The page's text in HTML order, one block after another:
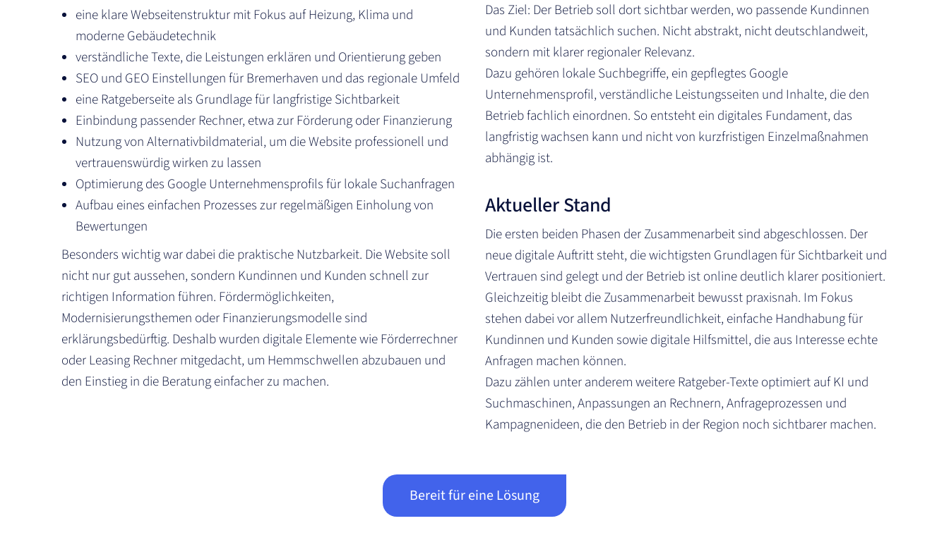
eine klare Webseitenstruktur mit Fokus auf Heizung, Klima und
moderne Gebäudetechnik
verständliche Texte, die Leistungen erklären und Orientierung geben
SEO und GEO Einstellungen für Bremerhaven und das regionale Umfeld
eine Ratgeberseite als Grundlage für langfristige Sichtbarkeit
Einbindung passender Rechner, etwa zur Förderung oder Finanzierung
Nutzung von Alternativbildmaterial, um die Website professionell und
vertrauenswürdig wirken zu lassen
Optimierung des Google Unternehmensprofils für lokale Suchanfragen
Aufbau eines einfachen Prozesses zur regelmäßigen Einholung von
Bewertungen
Besonders wichtig war dabei die praktische Nutzbarkeit. Die Website soll
nicht nur gut aussehen, sondern Kundinnen und Kunden schnell zur
richtigen Information führen. Fördermöglichkeiten,
Modernisierungsthemen oder Finanzierungsmodelle sind
erklärungsbedürftig. Deshalb wurden digitale Elemente wie Förderrechner
oder Leasing Rechner mitgedacht, um Hemmschwellen abzubauen und
den Einstieg in die Beratung einfacher zu machen.
Das Ziel: Der Betrieb soll dort sichtbar werden, wo passende Kundinnen
und Kunden tatsächlich suchen. Nicht abstrakt, nicht deutschlandweit,
sondern mit klarer regionaler Relevanz.
Dazu gehören lokale Suchbegriffe, ein gepflegtes Google
Unternehmensprofil, verständliche Leistungsseiten und Inhalte, die den
Betrieb fachlich einordnen. So entsteht ein digitales Fundament, das
langfristig wachsen kann und nicht von kurzfristigen Einzelmaßnahmen
abhängig ist.
Aktueller Stand
Die ersten beiden Phasen der Zusammenarbeit sind abgeschlossen. Der
neue digitale Auftritt steht, die wichtigsten Grundlagen für Sichtbarkeit und
Vertrauen sind gelegt und der Betrieb ist online deutlich klarer positioniert.
Gleichzeitig bleibt die Zusammenarbeit bewusst praxisnah. Im Fokus
stehen dabei vor allem Nutzerfreundlichkeit, einfache Handhabung für
Kundinnen und Kunden sowie digitale Hilfsmittel, die aus Interesse echte
Anfragen machen können.
Dazu zählen unter anderem weitere Ratgeber-Texte optimiert auf KI und
Suchmaschinen, Anpassungen an Rechnern, Anfrageprozessen und
Kampagnenideen, die den Betrieb in der Region noch sichtbarer machen.
Bereit für eine Lösung